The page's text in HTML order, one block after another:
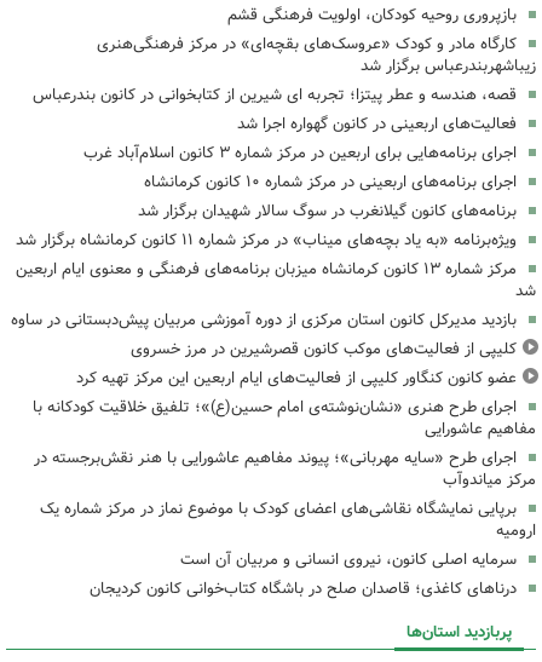
بازپروری روحیه کودکان، اولویت فرهنگی قشم
کارگاه مادر و کودک «عروسک‌های بقچه‌ای» در مرکز فرهنگی‌هنری
زیباشهربندرعباس برگزار شد
قصه، هندسه و عطر پیتزا؛ تجربه ای شیرین از کتابخوانی در کانون بندرعباس
فعالیت‌های اربعینی در کانون گهواره اجرا شد
اجرای برنامه‌هایی برای اربعین در مرکز شماره ۳ کانون اسلام‌آباد غرب
اجرای برنامه‌های اربعینی در مرکز شماره ۱۰ کانون کرمانشاه
برنامه‌های کانون گیلانغرب در سوگ سالار شهیدان برگزار شد
ویژه‌برنامه «به یاد بچه‌های میناب» در مرکز شماره ۱۱ کانون کرمانشاه برگزار شد
مرکز شماره ۱۳ کانون کرمانشاه میزبان برنامه‌های فرهنگی و معنوی ایام اربعین
شد
بازدید مدیرکل کانون استان مرکزی از دوره آموزشی مربیان پیش‌دبستانی در ساوه
کلیپی از فعالیت‌های موکب کانون قصرشیرین در مرز خسروی
عضو کانون کنگاور کلیپی از فعالیت‌های ایام اربعین این مرکز تهیه کرد
اجرای طرح هنری «نشان‌نوشته‌ی امام حسین(ع)»؛ تلفیق خلاقیت کودکانه با
مفاهیم عاشورایی
اجرای طرح «سایه مهربانی»؛ پیوند مفاهیم عاشورایی با هنر نقش‌برجسته در
مرکز میاندوآب
برپایی نمایشگاه نقاشی‌های اعضای کودک با موضوع نماز در مرکز شماره یک
ارومیه
سرمایه اصلی کانون، نیروی انسانی و مربیان آن است
درناهای کاغذی؛ قاصدان صلح در باشگاه کتاب‌خوانی کانون کردیجان
پربازدید استان‌ها